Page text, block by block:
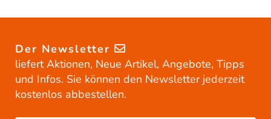
Der Newsletter
liefert Aktionen, Neue Artikel, Angebote, Tipps
und Infos. Sie können den Newsletter jederzeit
kostenlos abbestellen.